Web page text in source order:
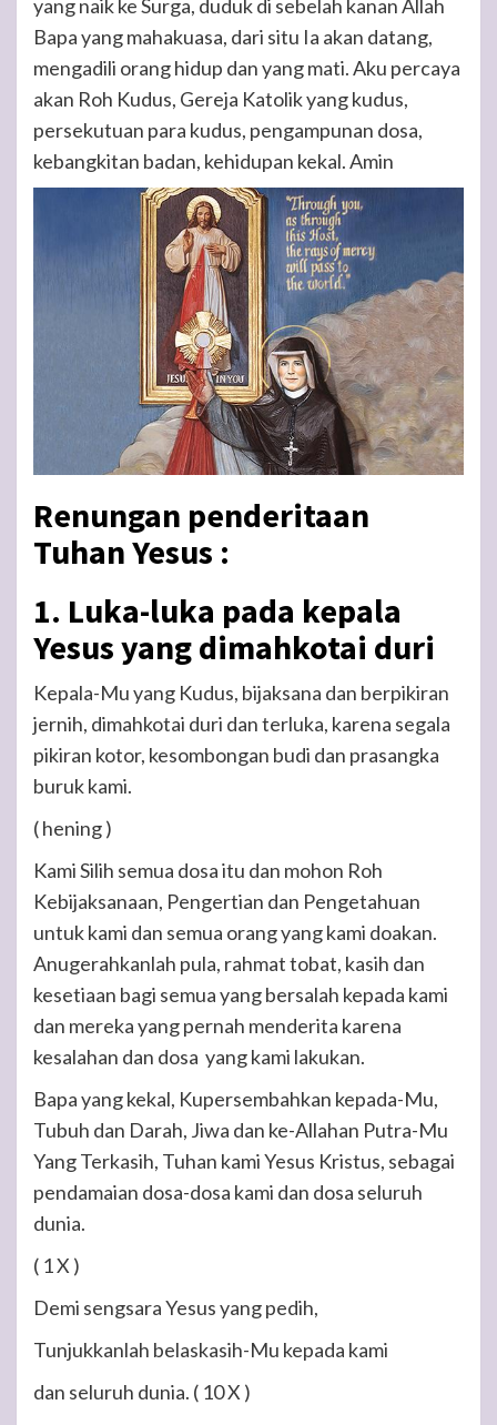
yang naik ke Surga, duduk di sebelah kanan Allah
Bapa yang mahakuasa, dari situ Ia akan datang,
mengadili orang hidup dan yang mati. Aku percaya
akan Roh Kudus, Gereja Katolik yang kudus,
persekutuan para kudus, pengampunan dosa,
kebangkitan badan, kehidupan kekal. Amin
Renungan penderitaan
Tuhan Yesus :
1. Luka-luka pada kepala
Yesus yang dimahkotai duri
Kepala-Mu yang Kudus, bijaksana dan berpikiran
jernih, dimahkotai duri dan terluka, karena segala
pikiran kotor, kesombongan budi dan prasangka
buruk kami.
( hening )
Kami Silih semua dosa itu dan mohon Roh
Kebijaksanaan, Pengertian dan Pengetahuan
untuk kami dan semua orang yang kami doakan.
Anugerahkanlah pula, rahmat tobat, kasih dan
kesetiaan bagi semua yang bersalah kepada kami
dan mereka yang pernah menderita karena
kesalahan dan dosa yang kami lakukan.
Bapa yang kekal, Kupersembahkan kepada-Mu,
Tubuh dan Darah, Jiwa dan ke-Allahan Putra-Mu
Yang Terkasih, Tuhan kami Yesus Kristus, sebagai
pendamaian dosa-dosa kami dan dosa seluruh
dunia.
( 1 X )
Demi sengsara Yesus yang pedih,
Tunjukkanlah belaskasih-Mu kepada kami
dan seluruh dunia. ( 10 X )